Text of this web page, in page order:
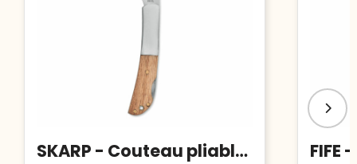
SKARP - Couteau pliable en acacia